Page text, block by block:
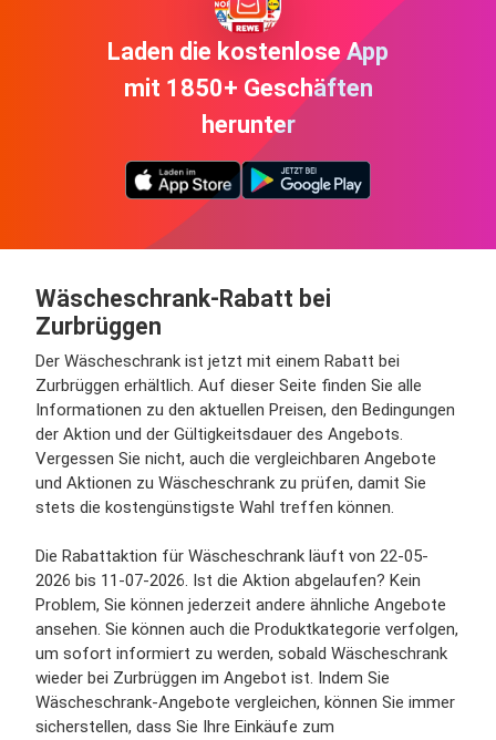
Laden die kostenlose App
mit 1850+ Geschäften
herunter
Wäscheschrank-Rabatt bei
Zurbrüggen
Der Wäscheschrank ist jetzt mit einem Rabatt bei
Zurbrüggen erhältlich. Auf dieser Seite finden Sie alle
Informationen zu den aktuellen Preisen, den Bedingungen
der Aktion und der Gültigkeitsdauer des Angebots.
Vergessen Sie nicht, auch die vergleichbaren Angebote
und Aktionen zu Wäscheschrank zu prüfen, damit Sie
stets die kostengünstigste Wahl treffen können.
Die Rabattaktion für Wäscheschrank läuft von 22-05-
2026 bis 11-07-2026. Ist die Aktion abgelaufen? Kein
Problem, Sie können jederzeit andere ähnliche Angebote
ansehen. Sie können auch die Produktkategorie verfolgen,
um sofort informiert zu werden, sobald Wäscheschrank
wieder bei Zurbrüggen im Angebot ist. Indem Sie
Wäscheschrank-Angebote vergleichen, können Sie immer
sicherstellen, dass Sie Ihre Einkäufe zum